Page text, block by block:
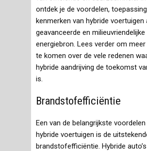
ontdek je de voordelen,
kenmerken van hybride voertuigen
geavanceerde en milieuvriendelijke
energiebron. Lees verder om
te komen over de vele redenen
hybride aandrijving de toekomst
is.
Brandstofefficiëntie
Een van de belangrijkste voordelen
hybride voertuigen is de
brandstofefficiëntie. Hybride auto’s